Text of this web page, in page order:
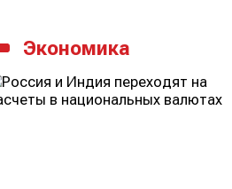
Экономика